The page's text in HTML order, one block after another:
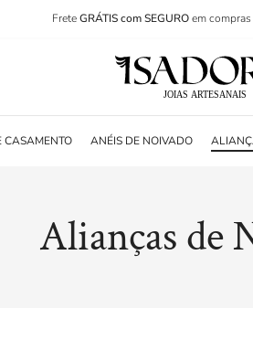
FreteGRÁTIS com SEGUROem
ANÉIS DE NOIVADO
Alianças de